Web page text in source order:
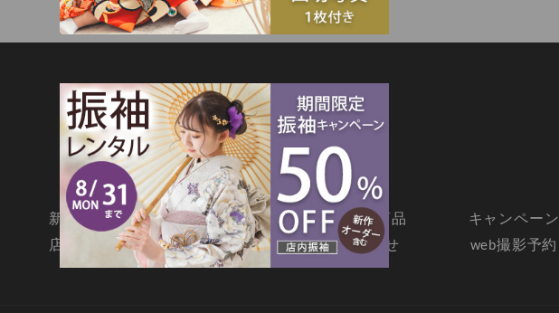
SITEMAP
新着情報 撮影メニュー 料金・商品
キャンペーン
店舗情報 よくあるご質問 お問合せ web撮影予約